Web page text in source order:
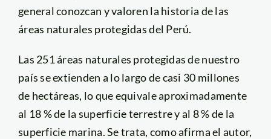
general conozcan y valoren la historia de las
áreas naturales protegidas del Perú.
Las 251 áreas naturales protegidas de nuestro
país se extienden a lo largo de casi 30 millones
de hectáreas, lo que equivale aproximadamente
al 18 % de la superficie terrestre y al 8 % de la
superficie marina. Se trata, como afirma el autor,